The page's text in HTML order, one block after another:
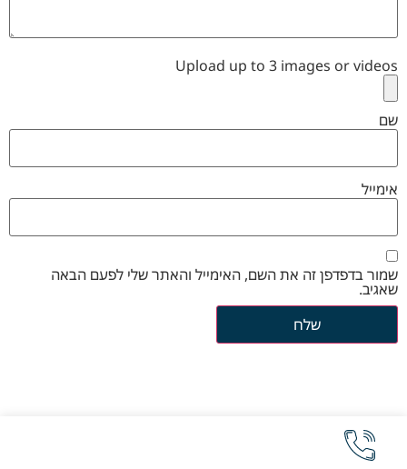
Upload up to 3 images or videos
שם
אימייל
שמור בדפדפן זה את השם, האימייל והאתר שלי לפעם הבאה
שאגיב.